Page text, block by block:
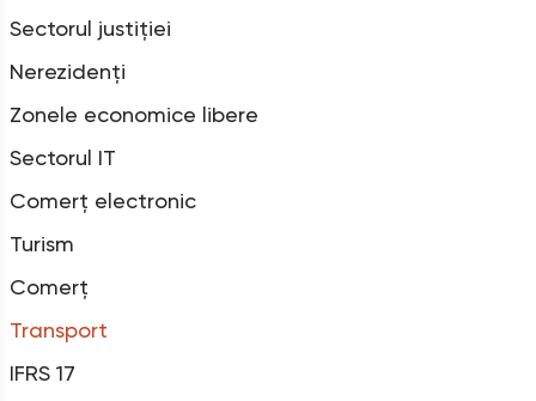
Sectorul justiției
Nerezidenți
Zonele economice libere
Sectorul IT
Comerț electronic
Turism
Comerț
Transport
IFRS 17